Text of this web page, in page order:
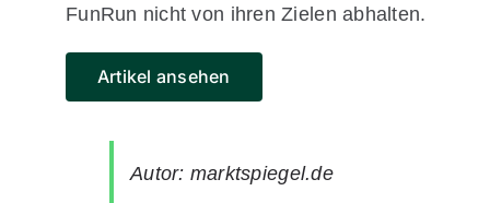
FunRun nicht von ihren Zielen abhalten.
Artikel ansehen
Autor: marktspiegel.de